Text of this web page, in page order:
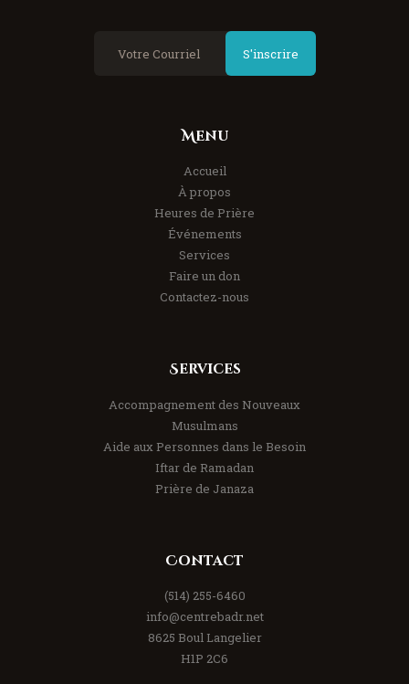
S'inscrire
Menu
Accueil
À propos
Heures de Prière
Événements
Services
Faire un don
Contactez-nous
Services
Accompagnement des Nouveaux
Musulmans
Aide aux Personnes dans le Besoin
Iftar de Ramadan
Prière de Janaza
Contact
(514) 255-6460
info@centrebadr.net
8625 Boul Langelier
H1P 2C6